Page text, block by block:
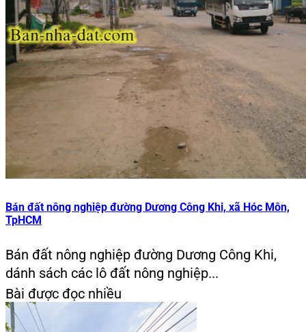
Bán đất nông nghiệp đường Dương Công Khi, xã Hóc Môn,
TpHCM
Bán đất nông nghiệp đường Dương Công Khi,
dánh sách các lô đất nông nghiệp...
Bài được đọc nhiều